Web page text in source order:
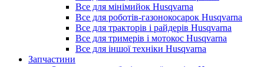
Все для мінімийок Husqvarna
Все для роботів-газонокосарок Husqvarna
Все для тракторів і райдерів Husqvarna
Все для тримерів і мотокос Husqvarna
Все для іншої техніки Husqvarna
Запчастини